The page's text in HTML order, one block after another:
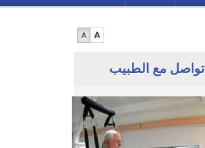
A A
تواصل مع الطبيب